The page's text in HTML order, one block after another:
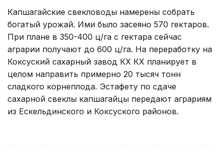
Капшагайские свекловоды намерены собрать
богатый урожай. Ими было засеяно 570 гектаров.
При плане в 350-400 ц/га с гектара сейчас
аграрии получают до 600 ц/га. На переработку на
Коксуский сахарный завод КХ КХ планирует в
целом направить примерно 20 тысяч тонн
сладкого корнеплода. Эстафету по сдаче
сахарной свеклы капшагайцы передают аграриям
из Ескельдинского и Коксуского районов.